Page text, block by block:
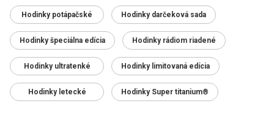
Hodinky potápačské Hodinky darčeková sada
Hodinky špeciálna edícia Hodinky rádiom riadené
Hodinky ultratenké Hodinky limitovaná edícia
Hodinky letecké Hodinky Super titanium®